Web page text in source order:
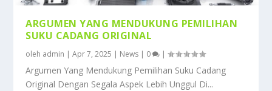
ARGUMEN YANG MENDUKUNG PEMILIHAN
SUKU CADANG ORIGINAL
oleh admin |Apr 7, 2025 | News | 0 |
Argumen Yang Mendukung Pemilihan Suku Cadang
Original Dengan Segala Aspek Lebih Unggul Di...